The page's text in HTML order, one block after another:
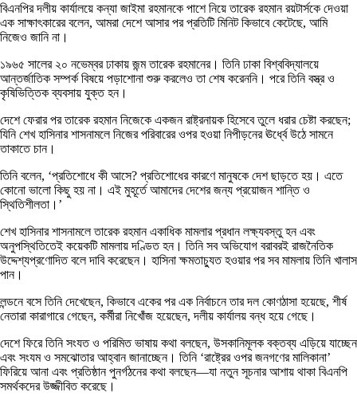
বিএনপির দলীয় কার্যালয়ে কন্যা জাইমা রহমানকে পাশে নিয়ে তারেক রহমান রয়টার্সকে দেওয়া
এক সাক্ষাৎকারের বলেন, আমরা দেশে আসার পর প্রতিটি মিনিট কিভাবে কেটেছে, আমি
নিজেও জানি না।
১৯৬৫ সালের ২০ নভেম্বর ঢাকায় জন্ম তারেক রহমানের। তিনি ঢাকা বিশ্ববিদ্যালয়ে
আন্তর্জাতিক সম্পর্ক বিষয়ে পড়াশোনা শুরু করলেও তা শেষ করেননি। পরে তিনি বস্ত্র ও
কৃষিভিত্তিক ব্যবসায় যুক্ত হন।
দেশে ফেরার পর তারেক রহমান নিজেকে একজন রাষ্ট্রনায়ক হিসেবে তুলে ধরার চেষ্টা করছেন;
যিনি শেখ হাসিনার শাসনামলে নিজের পরিবারের ওপর হওয়া নিপীড়নের ঊর্ধ্বে উঠে সামনে
তাকাতে চান।
তিনি বলেন, ‘প্রতিশোধে কী আসে? প্রতিশোধের কারণে মানুষকে দেশ ছাড়তে হয়। এতে
কোনো ভালো কিছু হয় না। এই মুহূর্তে আমাদের দেশের জন্য প্রয়োজন শান্তি ও
স্থিতিশীলতা।’
শেখ হাসিনার শাসনামলে তারেক রহমান একাধিক মামলার প্রধান লক্ষ্যবস্তু হন এবং
অনুপস্থিতিতেই কয়েকটি মামলায় দণ্ডিত হন। তিনি সব অভিযোগ বরাবরই রাজনৈতিক
উদ্দেশ্যপ্রণোদিত বলে দাবি করেছেন। হাসিনা ক্ষমতাচ্যুত হওয়ার পর সব মামলায় তিনি খালাস
পান।
লন্ডনে বসে তিনি দেখেছেন, কিভাবে একের পর এক নির্বাচনে তার দল কোণঠাসা হয়েছে, শীর্ষ
নেতারা কারাগারে গেছেন, কর্মীরা নিখোঁজ হয়েছেন, দলীয় কার্যালয় বন্ধ হয়ে গেছে।
দেশে ফিরে তিনি সংযত ও পরিমিত ভাষায় কথা বলছেন, উসকানিমূলক বক্তব্য এড়িয়ে যাচ্ছেন
এবং সংযম ও সমঝোতার আহ্বান জানাচ্ছেন। তিনি ‘রাষ্ট্রের ওপর জনগণের মালিকানা’
ফিরিয়ে আনা এবং প্রতিষ্ঠান পুনর্গঠনের কথা বলছেন—যা নতুন সূচনার আশায় থাকা বিএনপি
সমর্থকদের উজ্জীবিত করেছে।